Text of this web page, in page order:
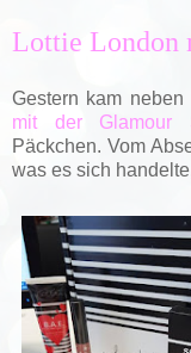
Lottie London
Gestern kam neben
mit der Glamour
Päckchen. Vom
was es sich